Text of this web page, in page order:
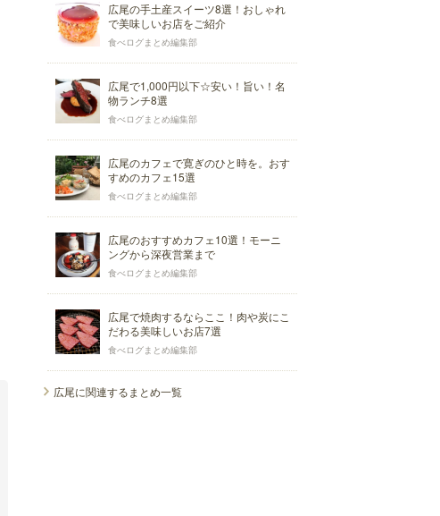
広尾の手土産スイーツ8選！おしゃれ
で美味しいお店をご紹介
食べログまとめ編集部
広尾で1,000円以下☆安い！旨い！名
物ランチ8選
食べログまとめ編集部
広尾のカフェで寛ぎのひと時を。おす
すめのカフェ15選
食べログまとめ編集部
広尾のおすすめカフェ10選！モーニ
ングから深夜営業まで
食べログまとめ編集部
広尾で焼肉するならここ！肉や炭にこ
だわる美味しいお店7選
食べログまとめ編集部
広尾に関連するまとめ一覧